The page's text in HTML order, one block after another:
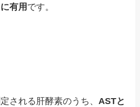
有用 です。
される肝酵素のうち、ASTと